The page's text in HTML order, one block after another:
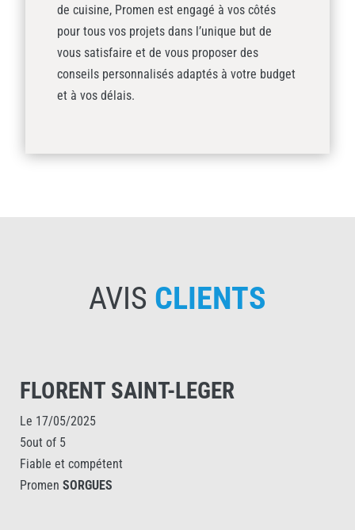
de cuisine, Promen est engagé à vos côtés
pour tous vos projets dans l’unique but de
vous satisfaire et de vous proposer des
conseils personnalisés adaptés à votre budget
et à vos délais.
AVIS CLIENTS
FLORENT SAINT-LEGER
Le 17/05/2025
5out of 5
Fiable et compétent
PromenSORGUES